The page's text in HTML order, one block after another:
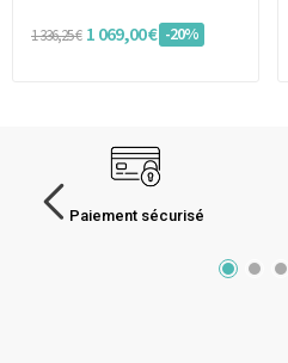
1 336,25 € 1 069,00 € -20%
Paiement sécurisé